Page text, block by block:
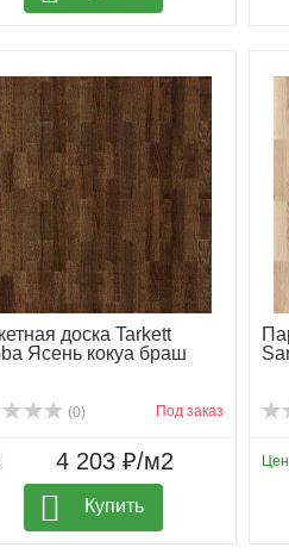
доска Tarkett
Ясень кокуа браш
(0) Под заказ
4 203 ₽/м2
Купить